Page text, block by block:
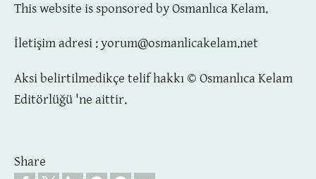
This website is sponsored by Osmanlıca Kelam.
İletişim adresi :yorum@osmanlicakelam.net
Aksi belirtilmedikçe telif hakkı © Osmanlıca Kelam
Editörlüğü 'ne aittir.
Share